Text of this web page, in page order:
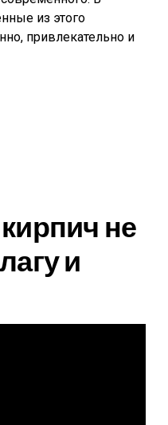
из этого
привлекательно и
не
и